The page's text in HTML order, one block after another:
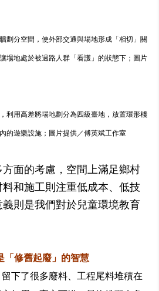
劃分空間，使外部交通與場地形成「相切」關
場地處於被過路人群「看護」的狀態下；圖片
利用高差將場地劃分為四級臺地，放置環形棧
的遊樂設施；圖片提供／傅英斌工作室
面的考慮，空間上滿足鄉村
和施工則注重低成本、低技
則是我們對於兒童環境教育
「修舊起廢」的智慧
下了很多廢料、工程尾料堆積在